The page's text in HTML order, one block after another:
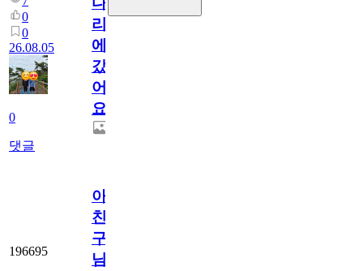
0
0
26.08.05
0
댓글
리
에
갔
어
요.
196695
아.
친
구
님